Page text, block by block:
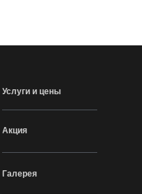
Услуги и цены
Акция
Галерея